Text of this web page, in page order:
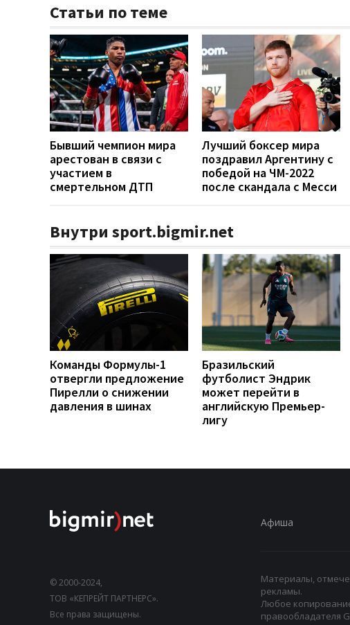
Статьи по теме
Бывший чемпион мира
арестован в связи с
участием в
смертельном ДТП
Лучший боксер мира
поздравил Аргентину с
победой на ЧМ-2022
после скандала с Месси
Внутри sport.bigmir.net
Команды Формулы-1
отвергли предложение
Пирелли о снижении
давления в шинах
Бразильский
футболист Эндрик
может перейти в
английскую Премьер-
лигу
© 2000-2024,
ТОВ «КЕПРЕЙТ ПАРТНЕРС».
Все права защищены.
Афиша
Материалы,
рекламы.
Любое
правообладателя